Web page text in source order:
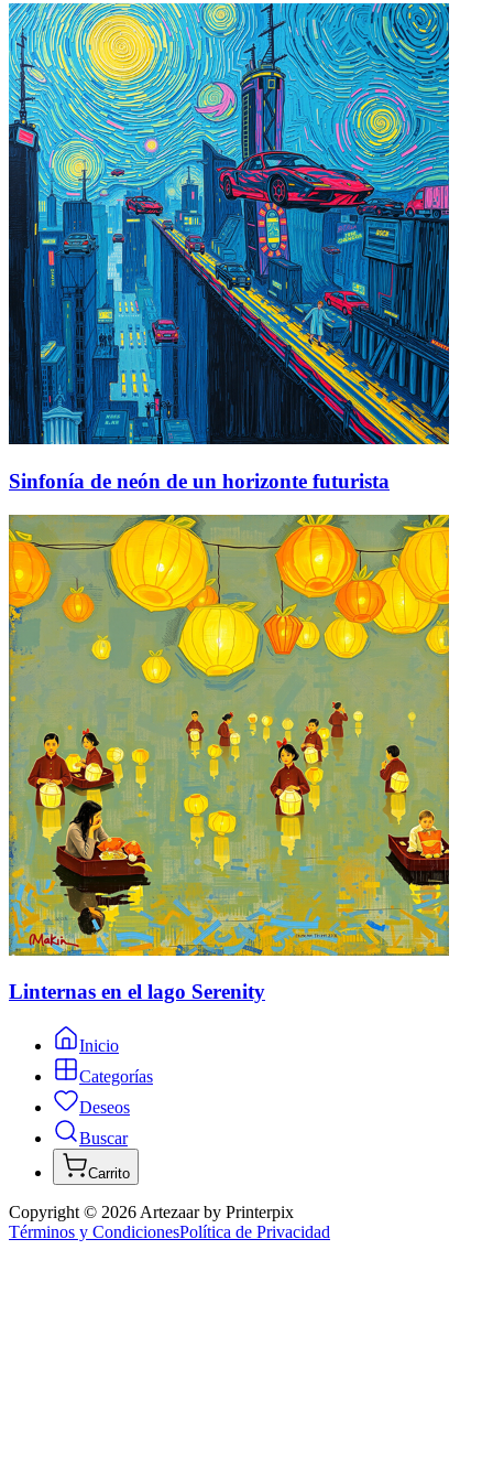
Sinfonía de neón de un horizonte futurista
Linternas en el lago Serenity
Inicio
Categorías
Deseos
Buscar
Carrito
Copyright © 2026 Artezaar by Printerpix
Términos y CondicionesPolítica de Privacidad